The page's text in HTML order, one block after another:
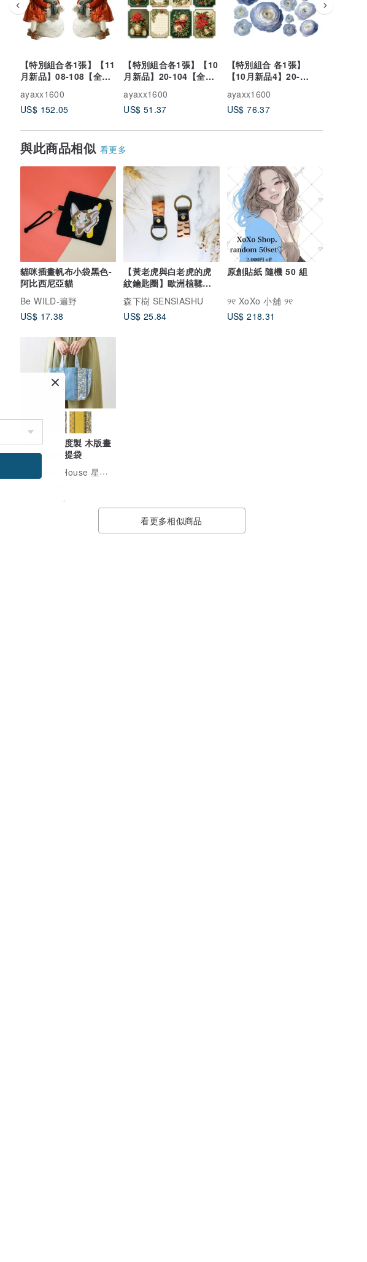
【特別組合各1張】【11
月新品】08-108【全
復古風
ayaxx1600
US$ 152.05
【特別組合各1張】【10
月新品】20-104【全
素材・聖誕節
ayaxx1600
US$ 51.37
【特別組合 各1張】
【10月新品4】20-
紙・拼貼素材・毛茛屬
ayaxx1600
US$ 76.37
與此商品相似 看更多
貓咪插畫帆布小袋黑色-
阿比西尼亞貓
Be WILD-遍野
US$ 17.38
【黃老虎與白老虎的虎
紋鑰匙圈】歐洲植鞣牛
皮 / 全手工製作
森下樹 SENSIASHU
US$ 25.84
原創貼紙 隨機 50 組
୨୧ XoXo 小舖 ୨୧
US$ 218.31
【預訂】印度製 木版畫
印花圖案手提袋
Moonstar House 星月屋
看更多相似商品